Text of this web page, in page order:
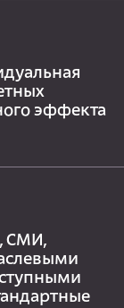
эффекта
СМИ,